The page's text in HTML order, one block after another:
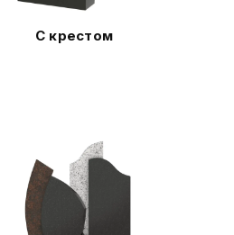
С крестом